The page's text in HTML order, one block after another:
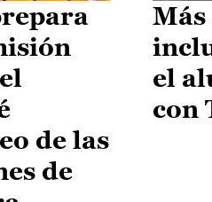
de las
de
Más
el
con